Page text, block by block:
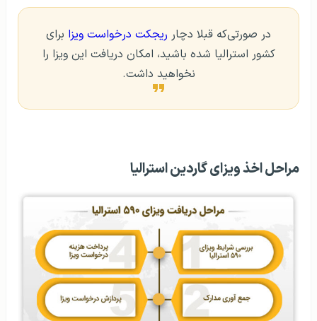
در صورتی‌که قبلا دچار ریجکت درخواست ویزا برای
کشور استرالیا شده باشید، امکان دریافت این ویزا را
نخواهید داشت.
مراحل اخذ ویزای گاردین استرالیا